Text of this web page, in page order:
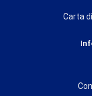
Carta